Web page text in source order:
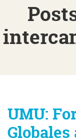
UMU: